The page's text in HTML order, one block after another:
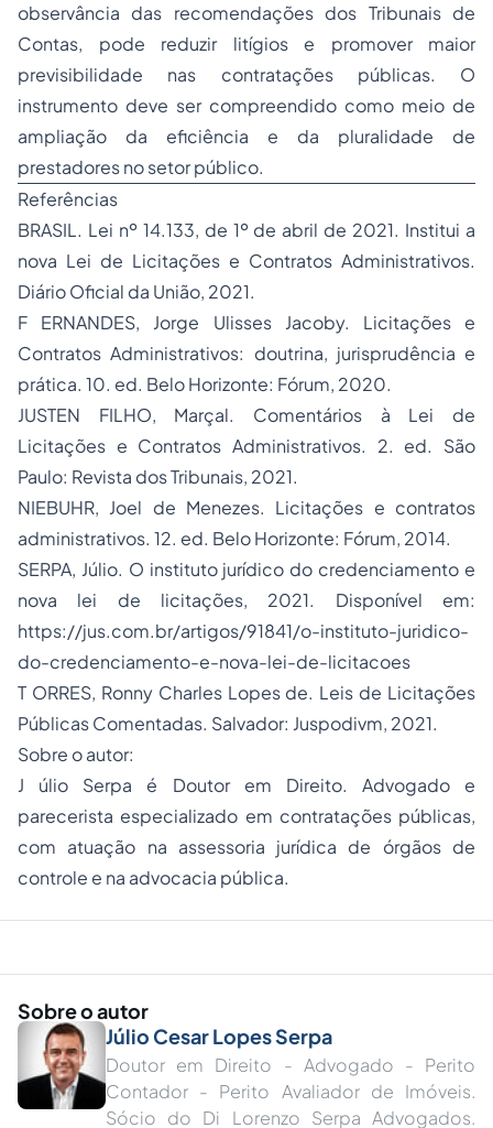
observância das recomendações dos Tribunais de
Contas, pode reduzir litígios e promover maior
previsibilidade nas contratações públicas. O
instrumento deve ser compreendido como meio de
ampliação da eficiência e da pluralidade de
prestadores no setor público.
Referências
BRASIL. Lei nº 14.133, de 1º de abril de 2021. Institui a
nova Lei de Licitações e Contratos Administrativos.
Diário Oficial da União, 2021.
F ERNANDES, Jorge Ulisses Jacoby. Licitações e
Contratos Administrativos: doutrina, jurisprudência e
prática. 10. ed. Belo Horizonte: Fórum, 2020.
JUSTEN FILHO, Marçal. Comentários à Lei de
Licitações e Contratos Administrativos. 2. ed. São
Paulo: Revista dos Tribunais, 2021.
NIEBUHR, Joel de Menezes. Licitações e contratos
administrativos. 12. ed. Belo Horizonte: Fórum, 2014.
SERPA, Júlio. O instituto jurídico do credenciamento e
nova lei de licitações, 2021. Disponível em:
https://jus.com.br/artigos/91841/o-instituto-juridico-
do-credenciamento-e-nova-lei-de-licitacoes
T ORRES, Ronny Charles Lopes de. Leis de Licitações
Públicas Comentadas. Salvador: Juspodivm, 2021.
Sobre o autor:
J úlio Serpa é Doutor em Direito. Advogado e
parecerista especializado em contratações públicas,
com atuação na assessoria jurídica de órgãos de
controle e na advocacia pública.
Sobre o autor
Júlio Cesar Lopes Serpa
Doutor em Direito - Advogado - Perito
Contador - Perito Avaliador de Imóveis.
Sócio do Di Lorenzo Serpa Advogados.